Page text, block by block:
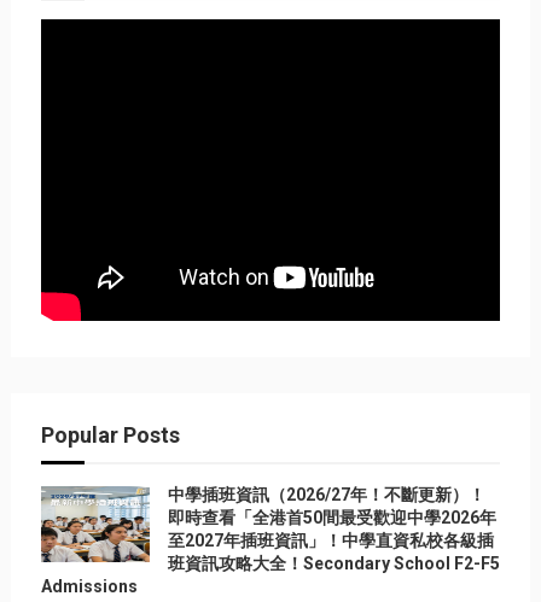
Popular Posts
中學插班資訊（2026/27年！不斷更新）！
即時查看「全港首50間最受歡迎中學2026年
至2027年插班資訊」！中學直資私校各級插
班資訊攻略大全！Secondary School F2-F5
Admissions